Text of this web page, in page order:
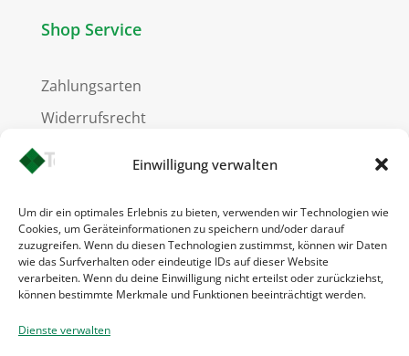
Einwilligung verwalten
Um dir ein optimales Erlebnis zu bieten, verwenden wir Technologien wie
Cookies, um Geräteinformationen zu speichern und/oder darauf
zuzugreifen. Wenn du diesen Technologien zustimmst, können wir Daten
wie das Surfverhalten oder eindeutige IDs auf dieser Website
verarbeiten. Wenn du deine Einwilligung nicht erteilst oder zurückziehst,
können bestimmte Merkmale und Funktionen beeinträchtigt werden.
Dienste verwalten
Shop Service
Zahlungsarten
Widerrufsrecht
Versandkosten
Informationen
Kontakt
Impressum